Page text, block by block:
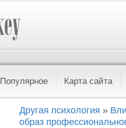
Популярное Карта сайта
Другая психология »
образ